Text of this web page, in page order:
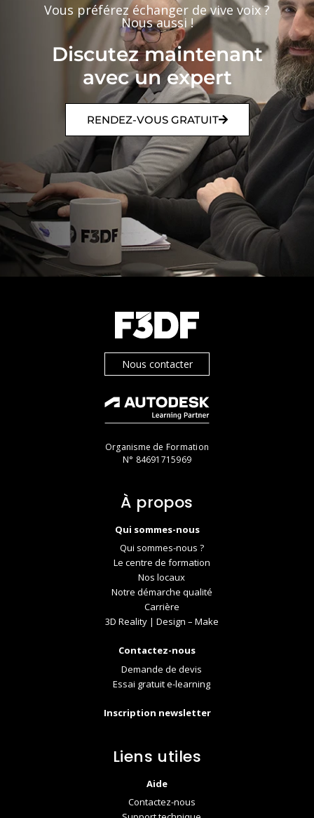
Vous préférez échanger de vive voix ?
Nous aussi !
Discutez maintenant
avec un expert
RENDEZ-VOUS GRATUIT
Nous contacter
Organisme de Formation
N° 84691715969
À propos
Qui sommes-nous
Qui sommes-nous ?
Le centre de formation
Nos locaux
Notre démarche qualité
Carrière
3D Reality | Design – Make
Contactez-nous
Demande de devis
Essai gratuit e-learning
Inscription newsletter
Liens utiles
Aide
Contactez-nous